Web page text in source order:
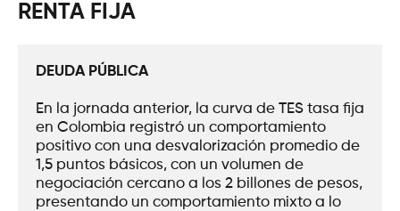
RENTA FIJA
DEUDA PÚBLICA
En la jornada anterior, la curva de TES tasa fija
en Colombia registró un comportamiento
positivo con una desvalorización promedio de
1,5 puntos básicos, con un volumen de
negociación cercano a los 2 billones de pesos,
presentando un comportamiento mixto a lo